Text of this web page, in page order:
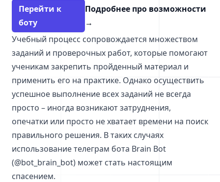
Перейти к
боту
Подробнее про возможности
→
Учебный процесс сопровождается множеством
заданий и проверочных работ, которые помогают
ученикам закрепить пройденный материал и
применить его на практике. Однако осуществить
успешное выполнение всех заданий не всегда
просто – иногда возникают затруднения,
опечатки или просто не хватает времени на поиск
правильного решения. В таких случаях
использование телеграм бота Brain Bot
(@bot_brain_bot) может стать настоящим
спасением.